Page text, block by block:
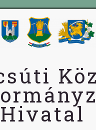
Hivatal